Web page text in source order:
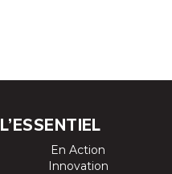
L’ESSENTIEL
En Action
Innovation